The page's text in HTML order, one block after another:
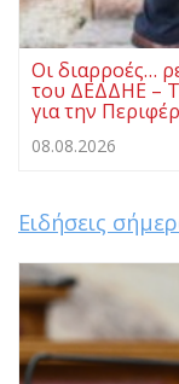
Οι διαρροές…
του ΔΕΔΔΗΕ –
για την
08.08.2026
Ειδήσεις